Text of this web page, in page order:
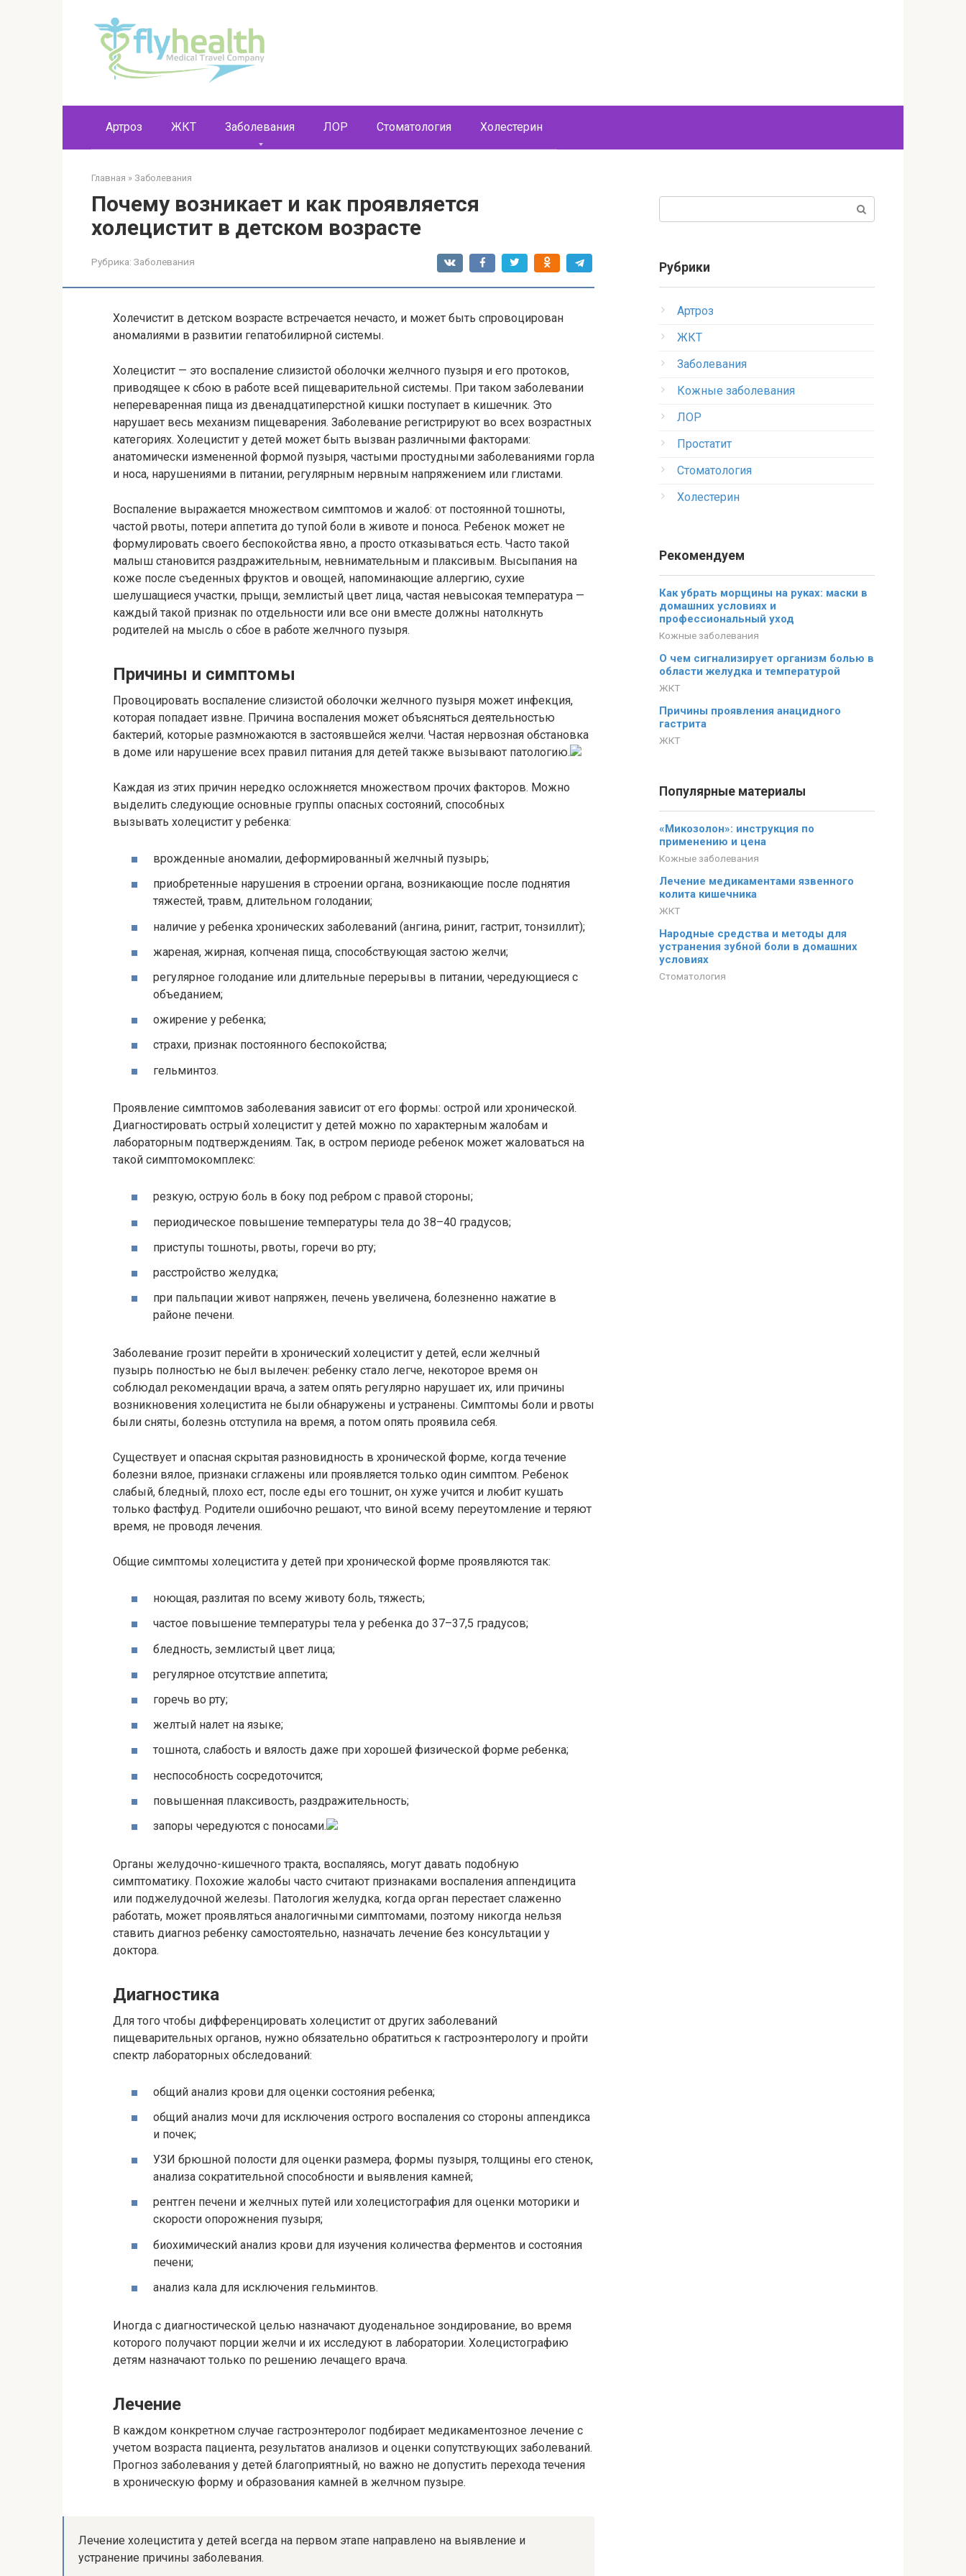
Артроз ЖКТ Заболевания ЛОР Стоматология Холестерин
Главная » Заболевания
Почему возникает и как проявляется
холецистит в детском возрасте
Рубрика: Заболевания
Холечистит в детском возрасте встречается нечасто, и может быть спровоцирован
аномалиями в развитии гепатобилирной системы.
Холецистит — это воспаление слизистой оболочки желчного пузыря и его протоков,
приводящее к сбою в работе всей пищеварительной системы. При таком заболевании
непереваренная пища из двенадцатиперстной кишки поступает в кишечник. Это
нарушает весь механизм пищеварения. Заболевание регистрируют во всех возрастных
категориях. Холецистит у детей может быть вызван различными факторами:
анатомически измененной формой пузыря, частыми простудными заболеваниями горла
и носа, нарушениями в питании, регулярным нервным напряжением или глистами.
Воспаление выражается множеством симптомов и жалоб: от постоянной тошноты,
частой рвоты, потери аппетита до тупой боли в животе и поноса. Ребенок может не
формулировать своего беспокойства явно, а просто отказываться есть. Часто такой
малыш становится раздражительным, невнимательным и плаксивым. Высыпания на
коже после съеденных фруктов и овощей, напоминающие аллергию, сухие
шелушащиеся участки, прыщи, землистый цвет лица, частая невысокая температура —
каждый такой признак по отдельности или все они вместе должны натолкнуть
родителей на мысль о сбое в работе желчного пузыря.
Причины и симптомы
Провоцировать воспаление слизистой оболочки желчного пузыря может инфекция,
которая попадает извне. Причина воспаления может объясняться деятельностью
бактерий, которые размножаются в застоявшейся желчи. Частая нервозная обстановка
в доме или нарушение всех правил питания для детей также вызывают патологию.
Каждая из этих причин нередко осложняется множеством прочих факторов. Можно
выделить следующие основные группы опасных состояний, способных
вызывать холецистит у ребенка:
врожденные аномалии, деформированный желчный пузырь;
приобретенные нарушения в строении органа, возникающие после поднятия
тяжестей, травм, длительном голодании;
наличие у ребенка хронических заболеваний (ангина, ринит, гастрит, тонзиллит);
жареная, жирная, копченая пища, способствующая застою желчи;
регулярное голодание или длительные перерывы в питании, чередующиеся с
объеданием;
ожирение у ребенка;
страхи, признак постоянного беспокойства;
гельминтоз.
Проявление симптомов заболевания зависит от его формы: острой или хронической.
Диагностировать острый холецистит у детей можно по характерным жалобам и
лабораторным подтверждениям. Так, в остром периоде ребенок может жаловаться на
такой симптомокомплекс:
резкую, острую боль в боку под ребром с правой стороны;
периодическое повышение температуры тела до 38–40 градусов;
приступы тошноты, рвоты, горечи во рту;
расстройство желудка;
при пальпации живот напряжен, печень увеличена, болезненно нажатие в
районе печени.
Заболевание грозит перейти в хронический холецистит у детей, если желчный
пузырь полностью не был вылечен: ребенку стало легче, некоторое время он
соблюдал рекомендации врача, а затем опять регулярно нарушает их, или причины
возникновения холецистита не были обнаружены и устранены. Симптомы боли и рвоты
были сняты, болезнь отступила на время, а потом опять проявила себя.
Существует и опасная скрытая разновидность в хронической форме, когда течение
болезни вялое, признаки сглажены или проявляется только один симптом. Ребенок
слабый, бледный, плохо ест, после еды его тошнит, он хуже учится и любит кушать
только фастфуд. Родители ошибочно решают, что виной всему переутомление и теряют
время, не проводя лечения.
Общие симптомы холецистита у детей при хронической форме проявляются так:
ноющая, разлитая по всему животу боль, тяжесть;
частое повышение температуры тела у ребенка до 37–37,5 градусов;
бледность, землистый цвет лица;
регулярное отсутствие аппетита;
горечь во рту;
желтый налет на языке;
тошнота, слабость и вялость даже при хорошей физической форме ребенка;
неспособность сосредоточится;
повышенная плаксивость, раздражительность;
запоры чередуются с поносами.
Органы желудочно-кишечного тракта, воспаляясь, могут давать подобную
симптоматику. Похожие жалобы часто считают признаками воспаления аппендицита
или поджелудочной железы. Патология желудка, когда орган перестает слаженно
работать, может проявляться аналогичными симптомами, поэтому никогда нельзя
ставить диагноз ребенку самостоятельно, назначать лечение без консультации у
доктора.
Диагностика
Для того чтобы дифференцировать холецистит от других заболеваний
пищеварительных органов, нужно обязательно обратиться к гастроэнтерологу и пройти
спектр лабораторных обследований:
общий анализ крови для оценки состояния ребенка;
общий анализ мочи для исключения острого воспаления со стороны аппендикса
и почек;
УЗИ брюшной полости для оценки размера, формы пузыря, толщины его стенок,
анализа сократительной способности и выявления камней;
рентген печени и желчных путей или холецистография для оценки моторики и
скорости опорожнения пузыря;
биохимический анализ крови для изучения количества ферментов и состояния
печени;
анализ кала для исключения гельминтов.
Иногда с диагностической целью назначают дуоденальное зондирование, во время
которого получают порции желчи и их исследуют в лаборатории. Холецистографию
детям назначают только по решению лечащего врача.
Лечение
В каждом конкретном случае гастроэнтеролог подбирает медикаментозное лечение с
учетом возраста пациента, результатов анализов и оценки сопутствующих заболеваний.
Прогноз заболевания у детей благоприятный, но важно не допустить перехода течения
в хроническую форму и образования камней в желчном пузыре.
Лечение холецистита у детей всегда на первом этапе направлено на выявление и
устранение причины заболевания.
Рубрики
Артроз
ЖКТ
Заболевания
Кожные заболевания
ЛОР
Простатит
Стоматология
Холестерин
Рекомендуем
Как убрать морщины на руках: маски в
домашних условиях и
профессиональный уход
Кожные заболевания
О чем сигнализирует организм болью в
области желудка и температурой
ЖКТ
Причины проявления анацидного
гастрита
ЖКТ
Популярные материалы
«Микозолон»: инструкция по
применению и цена
Кожные заболевания
Лечение медикаментами язвенного
колита кишечника
ЖКТ
Народные средства и методы для
устранения зубной боли в домашних
условиях
Стоматология